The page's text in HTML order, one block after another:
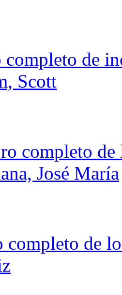
de
Scott
completo de
José María
de